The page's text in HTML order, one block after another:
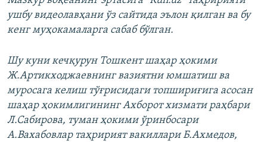
ушбу видеолавҳани ўз сайтида эълон қилган ва бу
кенг муҳокамаларга сабаб бўлган.
Шу куни кечқурун Тошкент шаҳар ҳокими
Ж.Артикходжаевнинг вазиятни юмшатиш ва
муросага келиш тўғрисидаги топшириғига асосан
шаҳар ҳокимлигининг Ахборот хизмати раҳбари
Л.Сабирова, туман ҳокими ўринбосари
А.Вахабовлар таҳририят вакиллари Б.Ахмедов,